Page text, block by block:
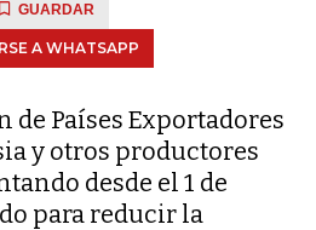
GUARDAR
A WHATSAPP
de Países Exportadores
y otros productores
desde el 1 de
para reducir la